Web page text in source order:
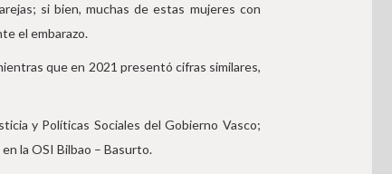
si bien, muchas de estas mujeres con
el embarazo.
que en 2021 presentó cifras similares,
y Políticas Sociales del Gobierno Vasco;
la OSI Bilbao – Basurto.